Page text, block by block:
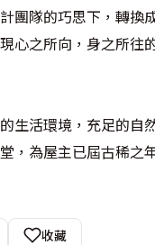
團隊的巧思下，轉
心之所向，身之所往
生活環境，充足的
，為屋主已屆古稀
收納櫃體的高度量身
收藏